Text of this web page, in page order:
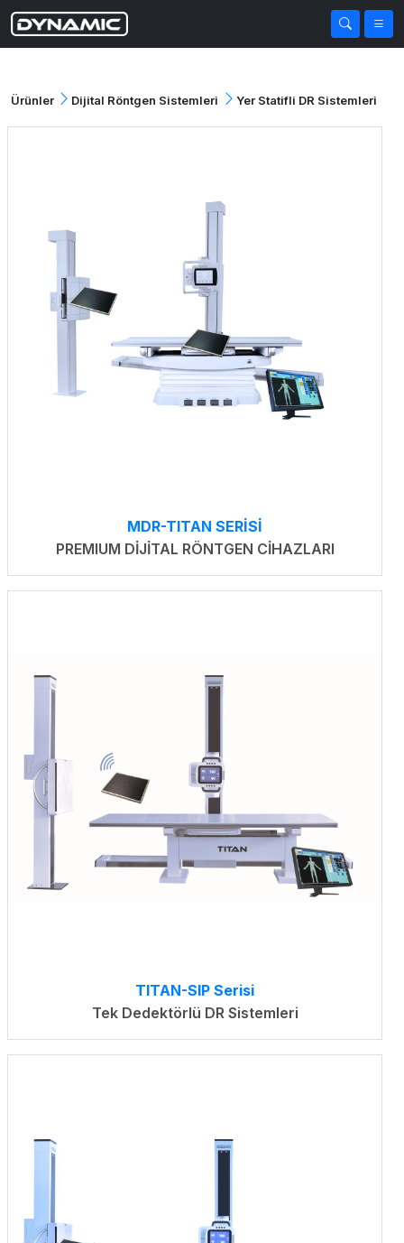
Ürünler Dijital Röntgen Sistemleri Yer Statifli DR Sistemleri
MDR-TITAN SERİSİ
PREMIUM DİJİTAL RÖNTGEN CİHAZLARI
TITAN-SIP Serisi
Tek Dedektörlü DR Sistemleri